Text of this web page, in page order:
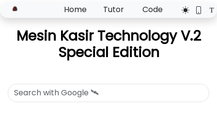
Home Tutor Code
Mesin Kasir Technology V.2
Special Edition